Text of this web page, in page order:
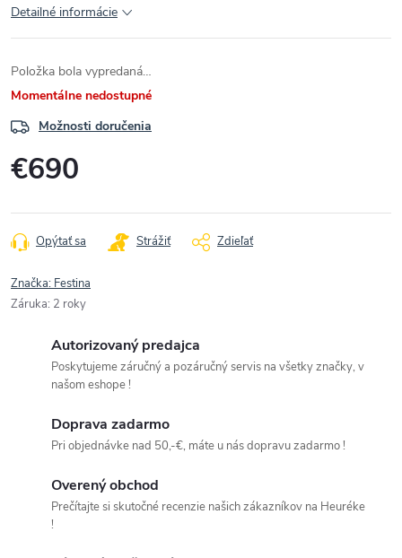
Detailné informácie
Položka bola vypredaná…
Momentálne nedostupné
Možnosti doručenia
€690
cena:
Opýtať sa Strážiť Zdieľať
Značka: Festina
Záruka: 2 roky
Autorizovaný predajca
Poskytujeme záručný a pozáručný servis na všetky značky, v
našom eshope !
Doprava zadarmo
Pri objednávke nad 50,-€, máte u nás dopravu zadarmo !
Overený obchod
Prečítajte si skutočné recenzie našich zákazníkov na Heuréke
!